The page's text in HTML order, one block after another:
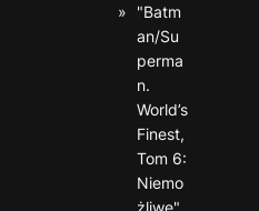
"Batm
an/Su
perma
n.
World’s
Finest,
Tom 6:
Niemo
żliwe"